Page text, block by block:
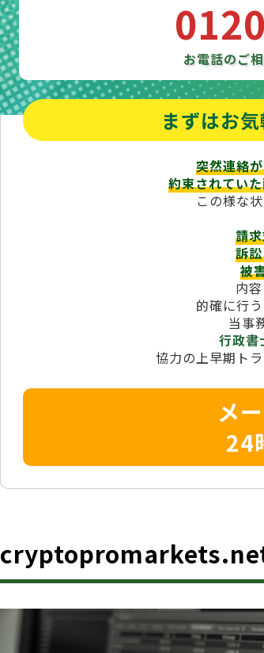
お電話のご
まずはお
突然連絡
約束されてい
この様な
請
訴
被
内
的確に行
当事
行政書
協力の上早期ト
メ
24
cryptopromarkets.net